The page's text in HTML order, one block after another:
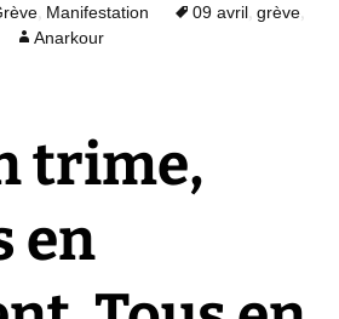
, Manifestation 09 avril, grève,
Anarkour
trime,
en